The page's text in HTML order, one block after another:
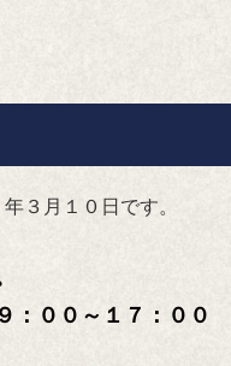
３月１０日です。
００～１７：００